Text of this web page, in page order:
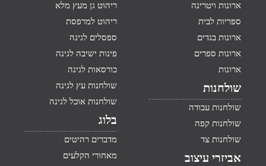
ארונות ויטרינה
ספריות לבית
ארונות בגדים
ארונות ספרים
ארונות
שולחנות
שולחנות עבודה
שולחנות קפה
שולחנות צד
אביזרי עיצוב
ריהוט גן מעץ מלא
ריהוט למרפסת
ספסלים לגינה
פינות ישיבה לגינה
כורסאות לגינה
שולחנות עץ לגינה
שולחנות אוכל לגינה
בלוג
מדברים רהיטים
מאחורי הקלעים